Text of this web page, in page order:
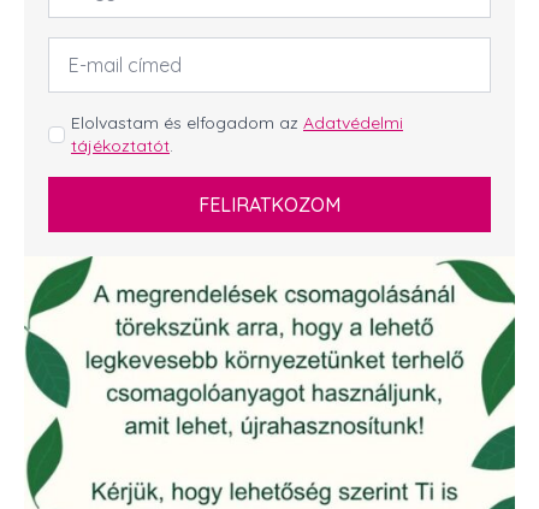
Email
cím
GDPR
*
Elolvastam és elfogadom az Adatvédelmi
tájékoztatót.
FELIRATKOZOM